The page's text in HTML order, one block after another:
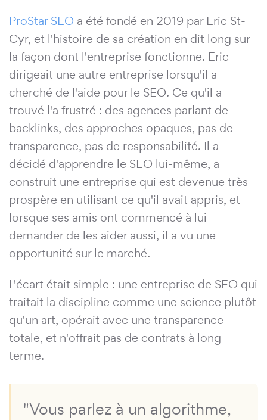
ProStar SEO a été fondé en 2019 par Eric St-
Cyr, et l'histoire de sa création en dit long sur
la façon dont l'entreprise fonctionne. Eric
dirigeait une autre entreprise lorsqu'il a
cherché de l'aide pour le SEO. Ce qu'il a
trouvé l'a frustré : des agences parlant de
backlinks, des approches opaques, pas de
transparence, pas de responsabilité. Il a
décidé d'apprendre le SEO lui-même, a
construit une entreprise qui est devenue très
prospère en utilisant ce qu'il avait appris, et
lorsque ses amis ont commencé à lui
demander de les aider aussi, il a vu une
opportunité sur le marché.
L'écart était simple : une entreprise de SEO qui
traitait la discipline comme une science plutôt
qu'un art, opérait avec une transparence
totale, et n'offrait pas de contrats à long
terme.
"Vous parlez à un algorithme,